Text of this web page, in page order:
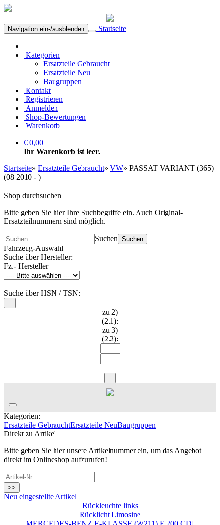
Navigation ein-/ausblenden Startseite
Kategorien
Ersatzteile Gebraucht
Ersatzteile Neu
Baugruppen
Kontakt
Registrieren
Anmelden
Shop-Bewertungen
Warenkorb
€ 0,00
Ihr Warenkorb ist leer.
Startseite» Ersatzteile Gebraucht» VW» PASSAT VARIANT (365)
(08 2010 - )
Shop durchsuchen
Bitte geben Sie hier Ihre Suchbegriffe ein. Auch Original-
Ersatzteilnummern sind möglich.
Suchen Suchen
Fahrzeug-Auswahl
Suche über Hersteller:
Fz.- Hersteller
Suche über HSN / TSN:
zu 2)
(2.1):
zu 3)
(2.2):
Kategorien:
Ersatzteile GebrauchtErsatzteile NeuBaugruppen
Direkt zu Artikel
Bitte geben Sie hier unsere Artikelnummer ein, um das Angebot
direkt im Onlineshop aufzurufen!
>>
Neu eingestellte Artikel
Rückleuchte links
Rücklicht Limosine
MERCEDES-BENZ E-KLASSE (W211) E 200 CDI